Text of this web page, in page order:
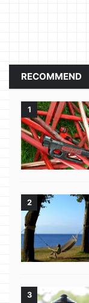
RECOMMEND
1
2
3